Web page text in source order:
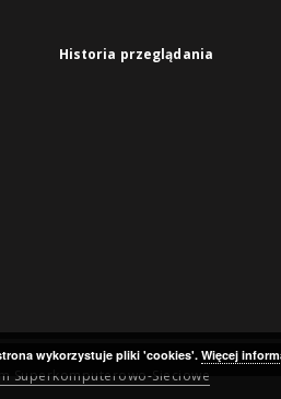
Historia przeglądania
Superkomputerowo-Sieciowe
wykorzystuje pliki 'cookies'.Więcej